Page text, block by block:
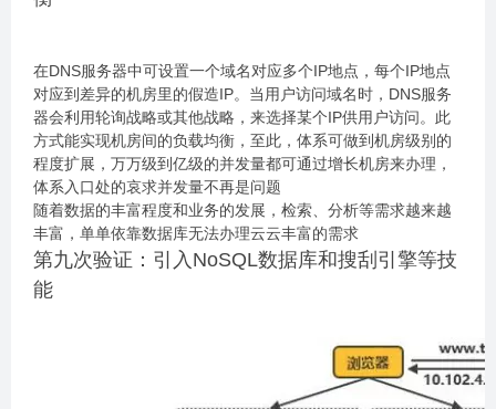
在DNS服务器中可设置一个域名对应多个IP地点，每个IP地点
对应到差异的机房里的假造IP。当用户访问域名时，DNS服务
器会利用轮询战略或其他战略，来选择某个IP供用户访问。此
方式能实现机房间的负载均衡，至此，体系可做到机房级别的
程度扩展，万万级到亿级的并发量都可通过增长机房来办理，
体系入口处的哀求并发量不再是问题
随着数据的丰富程度和业务的发展，检索、分析等需求越来越
丰富，单单依靠数据库无法办理云云丰富的需求
第九次验证：引入NoSQL数据库和搜刮引擎等技
能